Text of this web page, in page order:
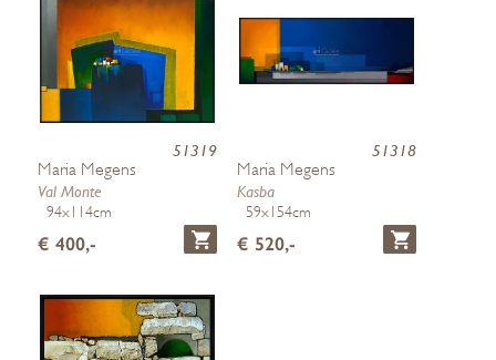
51319
Maria Megens
Val Monte
94x114cm
€ 400,-
51318
Maria Megens
Kasba
59x154cm
€ 520,-